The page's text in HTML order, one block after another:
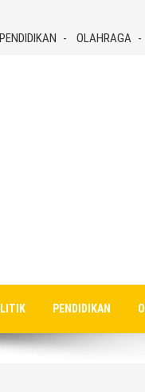
PENDIDIKAN OLAHRAGA
PENDIDIKAN